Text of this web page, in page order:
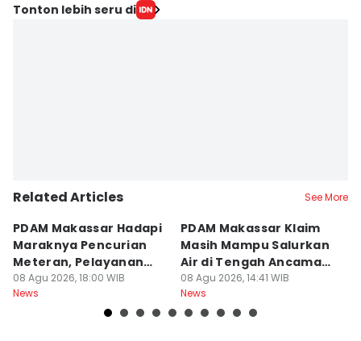
Tonton lebih seru di
Related Articles See More
PDAM Makassar Hadapi
Maraknya Pencurian
Meteran, Pelayanan
Ikut Terdampak
08 Agu 2026, 18:00 WIB
News
PDAM Makassar Klaim
Masih Mampu Salurkan
Air di Tengah Ancaman
Kekeringan
08 Agu 2026, 14:41 WIB
News